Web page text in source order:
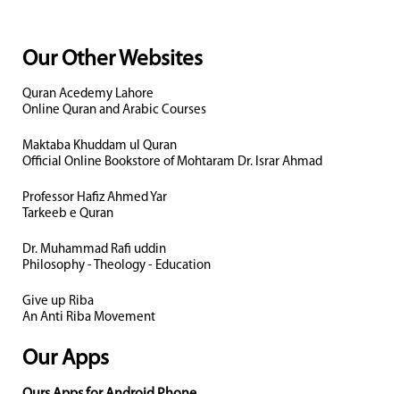
Our Other Websites
Quran Acedemy Lahore
Online Quran and Arabic Courses
Maktaba Khuddam ul Quran
Official Online Bookstore of Mohtaram Dr. Israr Ahmad
Professor Hafiz Ahmed Yar
Tarkeeb e Quran
Dr. Muhammad Rafi uddin
Philosophy - Theology - Education
Give up Riba
An Anti Riba Movement
Our Apps